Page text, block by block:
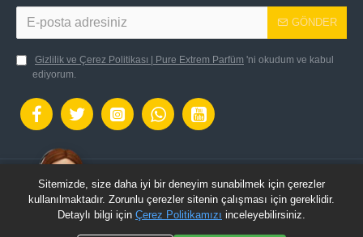
GÖNDER
Gizlilik ve Çerez Politikası | Pure Extrem Parfüm 'ni okudum ve kabul
ediyorum.
OpenCart Altyapısı ile hazılanmıştır.: Pure Extrem
Parfüm © 2024 - Tüm Hakları Saklıdır.
Sitemizde, size daha iyi bir deneyim sunabilmek için çerezler
kullanılmaktadır. Zorunlu çerezler sitenin çalışması için gereklidir.
Detaylı bilgi için Çerez Politikamızı inceleyebilirsiniz.